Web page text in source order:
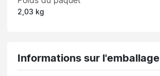
2,03 kg
Informations sur l'emballage